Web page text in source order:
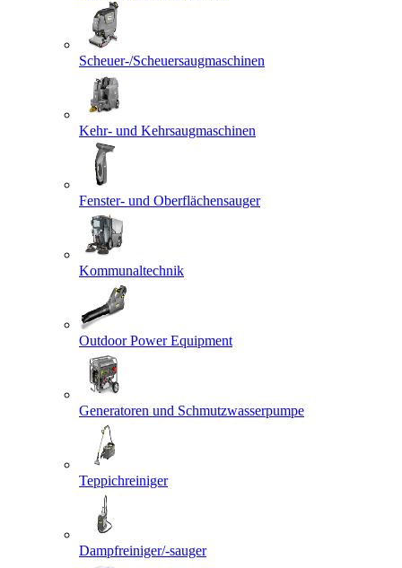
Scheuer-/Scheuersaugmaschinen
Kehr- und Kehrsaugmaschinen
Fenster- und Oberflächensauger
Kommunaltechnik
Outdoor Power Equipment
Generatoren und Schmutzwasserpumpe
Teppichreiniger
Dampfreiniger/-sauger